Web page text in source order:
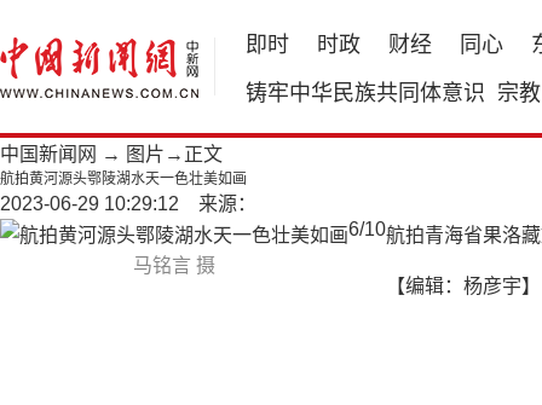
即时 时政 财经 同心
铸牢中华民族共同体意识 宗教
中国新闻网 → 图片 →正文
航拍黄河源头鄂陵湖水天一色壮美如画
2023-06-29 10:29:12 来源：
马铭言 摄
6/10航拍青海省果洛
【编辑：杨彦宇】